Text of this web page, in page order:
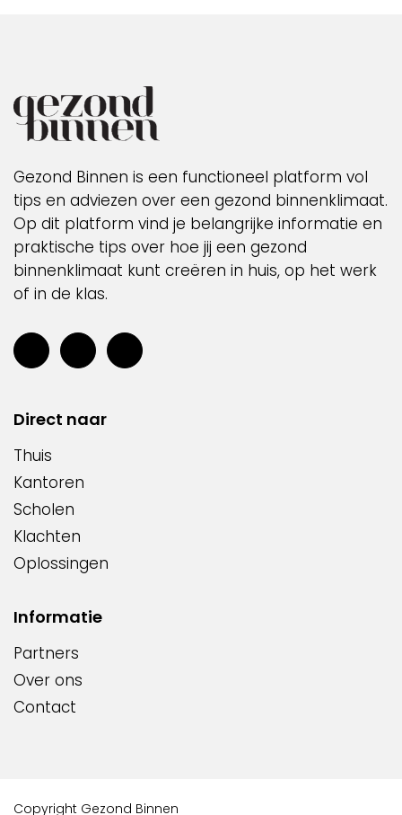
Gezond Binnen is een functioneel platform vol
tips en adviezen over een gezond binnenklimaat.
Op dit platform vind je belangrijke informatie en
praktische tips over hoe jij een gezond
binnenklimaat kunt creëren in huis, op het werk
of in de klas.
Direct naar
Thuis
Kantoren
Scholen
Klachten
Oplossingen
Informatie
Partners
Over ons
Contact
Copyright Gezond Binnen